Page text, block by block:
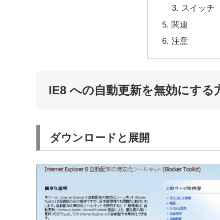
スイッチ
関連
注意
IE8 への自動更新を無効にする
ダウンロードと展開